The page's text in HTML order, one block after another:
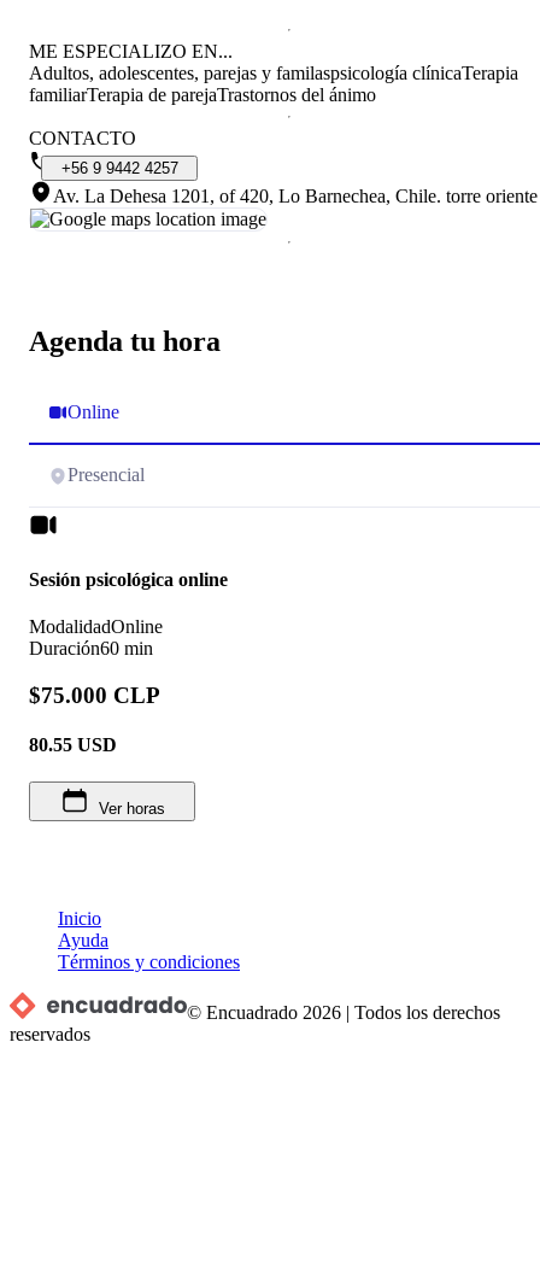
Agenda tu hora
Online
Presencial
Sesión psicológica online
ModalidadOnline
Duración60 min
$75.000 CLP
80.55 USD
Ver horas
ME ESPECIALIZO EN...
Adultos, adolescentes, parejas y familaspsicología clínicaTerapia
familiarTerapia de parejaTrastornos del ánimo
CONTACTO
+56 9 9442 4257
Av. La Dehesa 1201, of 420, Lo Barnechea, Chile. torre oriente
Inicio
Ayuda
Términos y condiciones
© Encuadrado 2026 |Todos los derechos
reservados